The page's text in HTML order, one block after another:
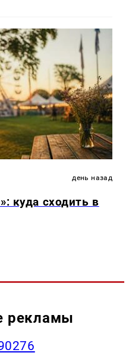
день назад
куда сходить в
рекламы